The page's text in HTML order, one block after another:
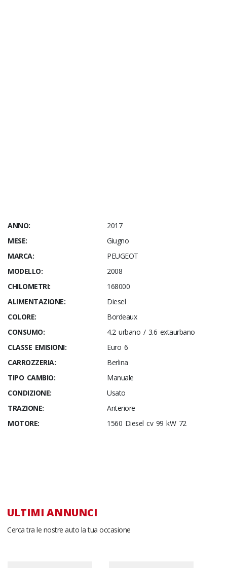
ANNO:
2017
MESE:
Giugno
MARCA:
PEUGEOT
MODELLO:
2008
CHILOMETRI:
168000
ALIMENTAZIONE:
Diesel
COLORE:
Bordeaux
CONSUMO:
4.2 urbano / 3.6 extaurbano
CLASSE EMISIONI:
Euro 6
CARROZZERIA:
Berlina
TIPO CAMBIO:
Manuale
CONDIZIONE:
Usato
TRAZIONE:
Anteriore
MOTORE:
1560 Diesel cv 99 kW 72
ULTIMI ANNUNCI
Cerca tra le nostre auto la tua occasione